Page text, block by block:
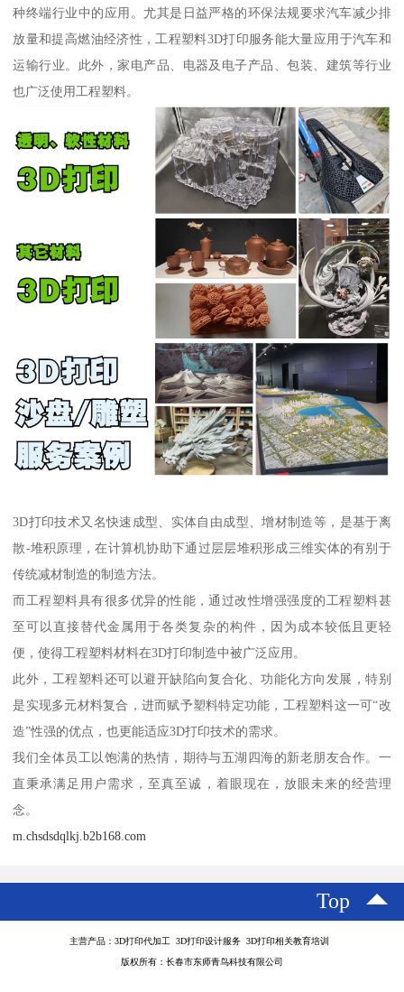
种终端行业中的应用。尤其是日益严格的环保法规要求汽车减少排
放量和提高燃油经济性，工程塑料3D打印服务能大量应用于汽车和
运输行业。此外，家电产品、电器及电子产品、包装、建筑等行业
也广泛使用工程塑料。
3D打印技术又名快速成型、实体自由成型、增材制造等，是基于离
散-堆积原理，在计算机协助下通过层层堆积形成三维实体的有别于
传统减材制造的制造方法。
而工程塑料具有很多优异的性能，通过改性增强强度的工程塑料甚
至可以直接替代金属用于各类复杂的构件，因为成本较低且更轻
便，使得工程塑料材料在3D打印制造中被广泛应用。
此外，工程塑料还可以避开缺陷向复合化、功能化方向发展，特别
是实现多元材料复合，进而赋予塑料特定功能，工程塑料这一可“改
造”性强的优点，也更能适应3D打印技术的需求。
我们全体员工以饱满的热情，期待与五湖四海的新老朋友合作。一
直秉承满足用户需求，至真至诚，着眼现在，放眼未来的经营理
念。
m.chsdsdqlkj.b2b168.com
Top
主营产品：3D打印代加工 3D打印设计服务 3D打印相关教育培训
版权所有：长春市东师青鸟科技有限公司